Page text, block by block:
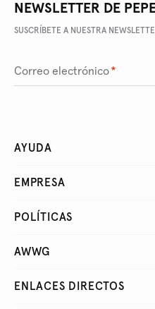
NEWSLETTER DE
SUSCRÍBETE A NUESTRA
Correo electrónico*
AYUDA
EMPRESA
POLÍTICAS
AWWG
ENLACES DIRECTOS